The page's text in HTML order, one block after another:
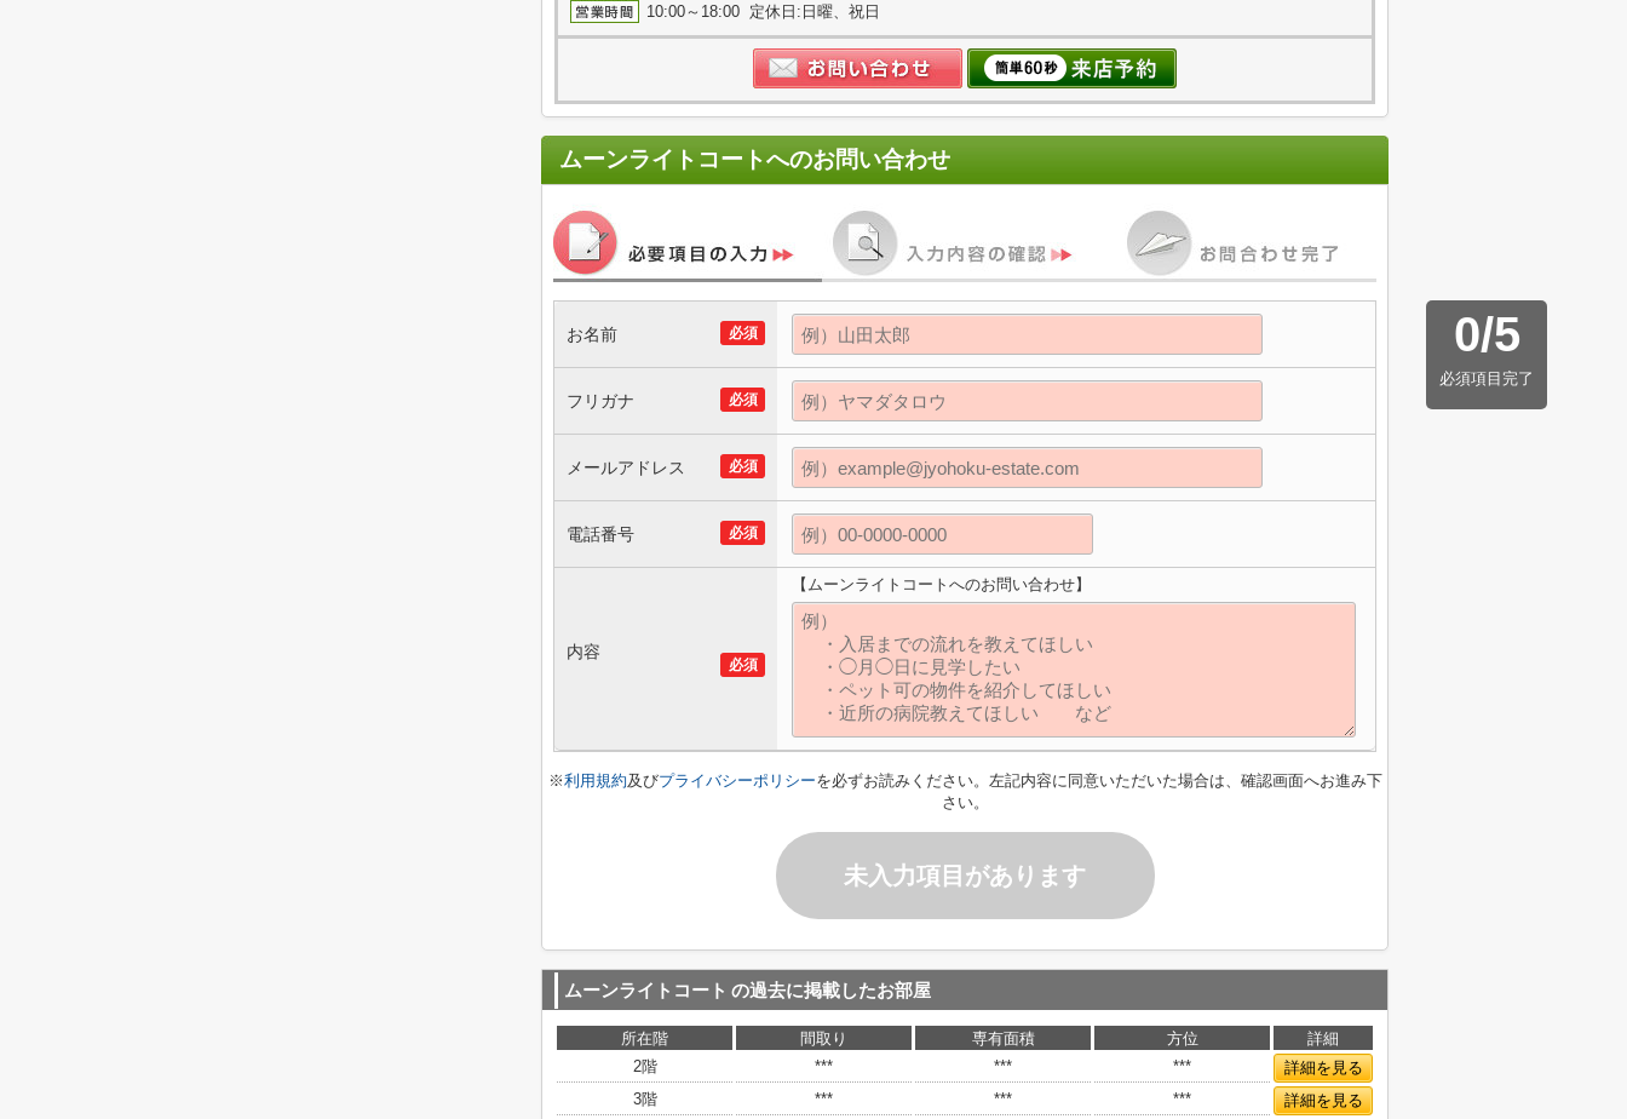
10:00～18:00 定休日:日曜、祝日
ムーンライトコートへのお問い合わせ
0/5
必須項目完了
必須
お名前
必須
フリガナ
必須
メールアドレス
必須
電話番号
必須
内容
【ムーンライトコートへのお問い合わせ】
※利用規約及びプライバシーポリシーを必ずお読みください。左記内容に同意いただいた場合は、確認画面へお進み下
さい。
未入力項目があります
ムーンライトコート の過去に掲載したお部屋
所在階 間取り 専有面積 方位
詳細
2階
*** *** ***
詳細を見る
3階
*** *** *** 詳細を見る